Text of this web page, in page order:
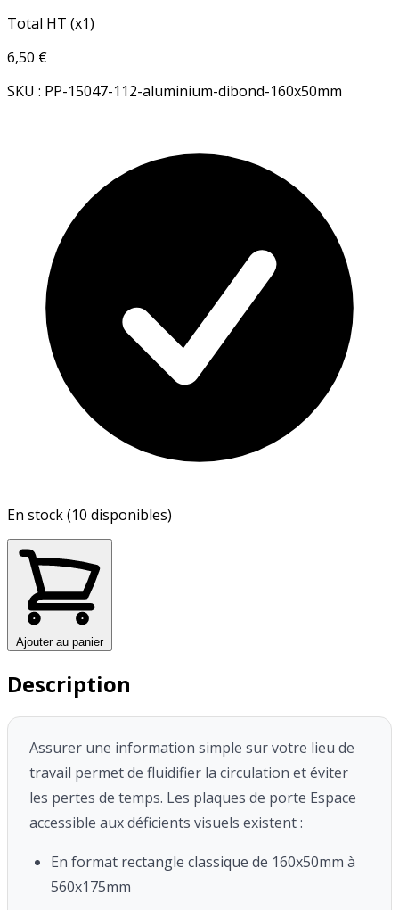
Total HT (x1)
6,50 €
SKU : PP-15047-112-aluminium-dibond-160x50mm
En stock (10 disponibles)
Ajouter au panier
Description
Assurer une information simple sur votre lieu de
travail permet de fluidifier la circulation et éviter
les pertes de temps. Les plaques de porte Espace
accessible aux déficients visuels existent :
En format rectangle classique de 160x50mm à
560x175mm